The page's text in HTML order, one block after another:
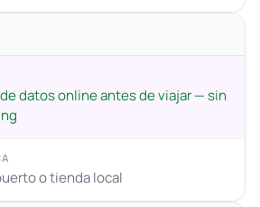
datos online antes de viajar — sin
o tienda local